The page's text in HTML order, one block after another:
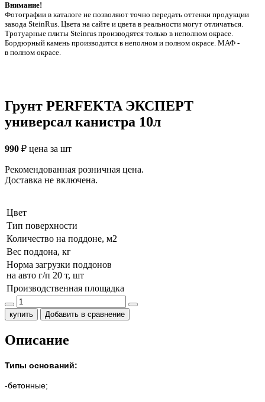
Внимание!
Фотографии в каталоге не позволяют точно передать оттенки продукции
заводa SteinRus. Цвета на сайте и цвета в реальности могут отличаться.
Тротуарные плиты Steinrus производятся только в неполном окрасе.
Бордюрный камень производится в неполном и полном окрасе. МАФ -
в полном окрасе.
Грунт PERFEKTA ЭКСПЕРТ
универсал канистра 10л
990 ₽ цена за шт
Рекомендованная розничная цена.
Доставка не включена.
Цвет
Тип поверхности
Количество на поддоне, м2
Вес поддона, кг
Норма загрузки поддонов
на авто г/п 20 т, шт
Производственная площадка
купить Добавить в сравнение
Описание
Типы оснований:
-бетонные;